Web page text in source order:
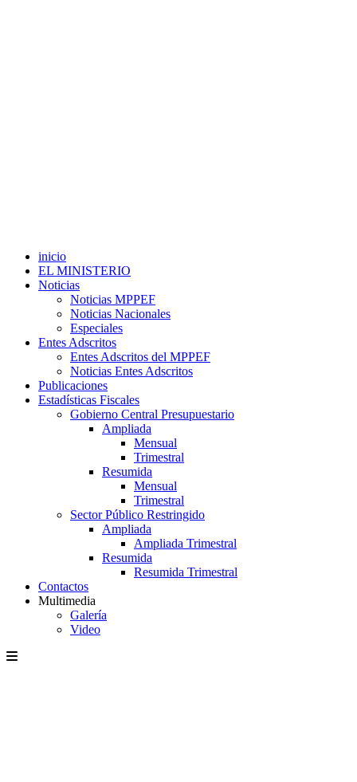
inicio
EL MINISTERIO
Noticias
Noticias MPPEF
Noticias Nacionales
Especiales
Entes Adscritos
Entes Adscritos del MPPEF
Noticias Entes Adscritos
Publicaciones
Estadísticas Fiscales
Gobierno Central Presupuestario
Ampliada
Mensual
Trimestral
Resumida
Mensual
Trimestral
Sector Público Restringido
Ampliada
Ampliada Trimestral
Resumida
Resumida Trimestral
Contactos
Multimedia
Galería
Video